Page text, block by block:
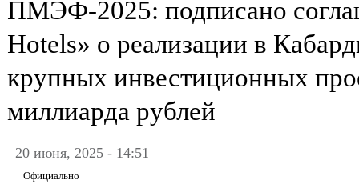
ПМЭФ-2025: подписано
Hotels» о реализации в
крупных инвестиционных
миллиарда рублей
20 июня, 2025 - 14:51
Официально